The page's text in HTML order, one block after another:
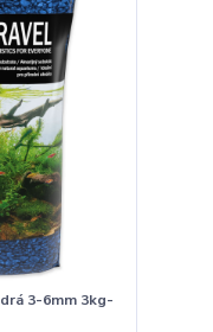
3-6mm 3kg-